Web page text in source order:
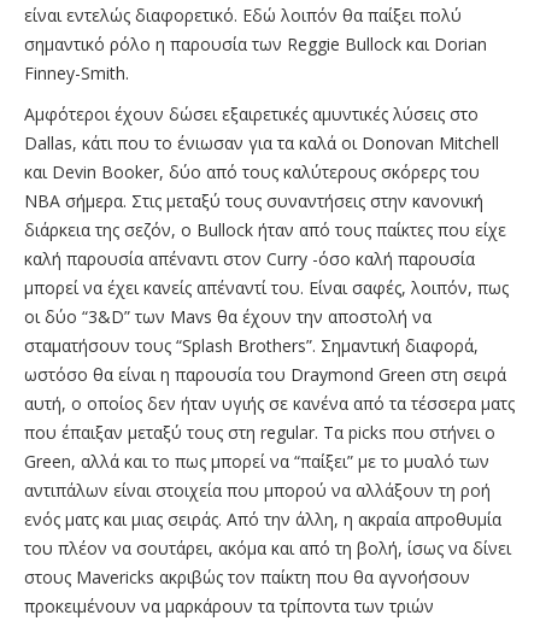
είναι εντελώς διαφορετικό. Εδώ λοιπόν θα παίξει πολύ
σημαντικό ρόλο η παρουσία των Reggie Bullock και Dorian
Finney-Smith.
Αμφότεροι έχουν δώσει εξαιρετικές αμυντικές λύσεις στο
Dallas, κάτι που το ένιωσαν για τα καλά οι Donovan Mitchell
και Devin Booker, δύο από τους καλύτερους σκόρερς του
NBA σήμερα. Στις μεταξύ τους συναντήσεις στην κανονική
διάρκεια της σεζόν, ο Bullock ήταν από τους παίκτες που είχε
καλή παρουσία απέναντι στον Curry -όσο καλή παρουσία
μπορεί να έχει κανείς απέναντί του. Είναι σαφές, λοιπόν, πως
οι δύο “3&D” των Mavs θα έχουν την αποστολή να
σταματήσουν τους “Splash Brothers”. Σημαντική διαφορά,
ωστόσο θα είναι η παρουσία του Draymond Green στη σειρά
αυτή, ο οποίος δεν ήταν υγιής σε κανένα από τα τέσσερα ματς
που έπαιξαν μεταξύ τους στη regular. Τα picks που στήνει ο
Green, αλλά και το πως μπορεί να “παίξει” με το μυαλό των
αντιπάλων είναι στοιχεία που μπορού να αλλάξουν τη ροή
ενός ματς και μιας σειράς. Από την άλλη, η ακραία απροθυμία
του πλέον να σουτάρει, ακόμα και από τη βολή, ίσως να δίνει
στους Mavericks ακριβώς τον παίκτη που θα αγνοήσουν
προκειμένουν να μαρκάρουν τα τρίποντα των τριών